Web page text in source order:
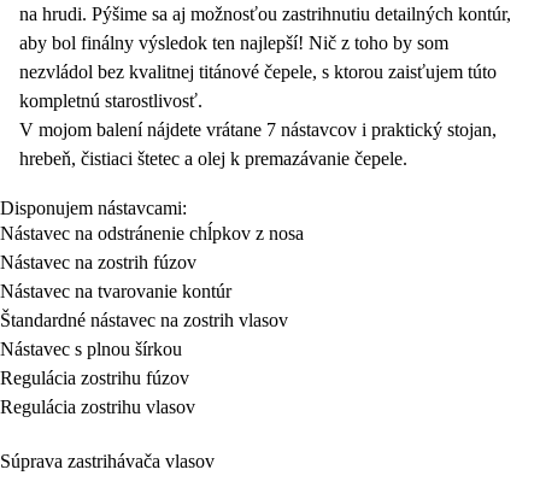
na hrudi. Pýšime sa aj možnosťou zastrihnutiu detailných kontúr,
aby bol finálny výsledok ten najlepší! Nič z toho by som
nezvládol bez kvalitnej titánové čepele, s ktorou zaisťujem túto
kompletnú starostlivosť.
V mojom balení nájdete vrátane 7 nástavcov i praktický stojan,
hrebeň, čistiaci štetec a olej k premazávanie čepele.
Disponujem nástavcami:
Nástavec na odstránenie chĺpkov z nosa
Nástavec na zostrih fúzov
Nástavec na tvarovanie kontúr
Štandardné nástavec na zostrih vlasov
Nástavec s plnou šírkou
Regulácia zostrihu fúzov
Regulácia zostrihu vlasov
Súprava zastrihávača vlasov